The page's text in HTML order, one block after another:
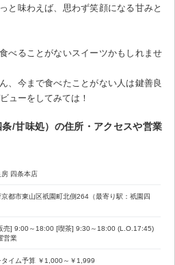
と味わえば、思わず笑顔になる甘みと
べることがないスイーツかもしれませ
、今まで食べたことがない人は鍵善良
ューをしてみては！
/甘味処）の住所・アクセスや営業
房 四条本店
京都市東山区祇園町北側264（最寄り駅：祇園四
売] 9:00～18:00 [喫茶] 9:30～18:00 (L.O.17:45)
営業
タイム予算 ￥1,000～￥1,999